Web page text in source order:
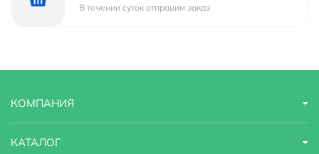
В течении суток отправим заказ
КОМПАНИЯ
КАТАЛОГ